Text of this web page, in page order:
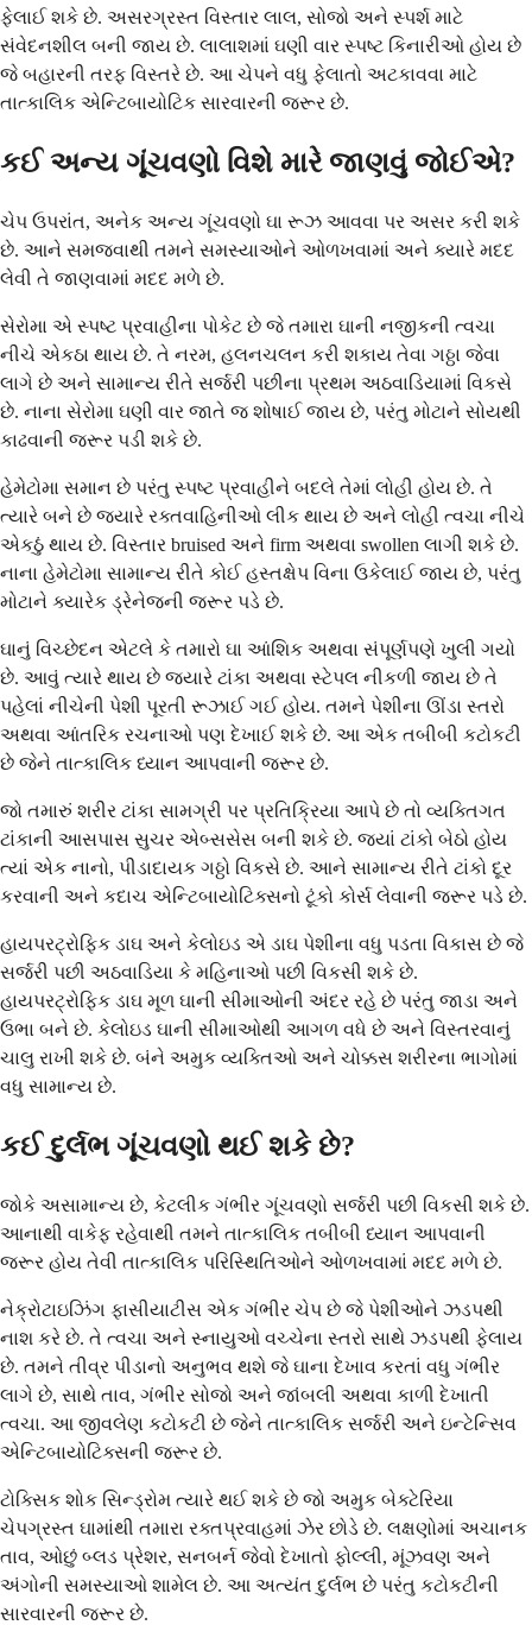
ફેલાઈ શકે છે. અસરગ્રસ્ત વિસ્તાર લાલ, સોજો અને સ્પર્શ માટે
સંવેદનશીલ બની જાય છે. લાલાશમાં ઘણી વાર સ્પષ્ટ કિનારીઓ હોય છે
જે બહારની તરફ વિસ્તરે છે. આ ચેપને વધુ ફેલાતો અટકાવવા માટે
તાત્કાલિક એન્ટિબાયોટિક સારવારની જરૂર છે.
કઈ અન્ય ગૂંચવણો વિશે મારે જાણવું જોઈએ?
ચેપ ઉપરાંત, અનેક અન્ય ગૂંચવણો ઘા રૂઝ આવવા પર અસર કરી શકે
છે. આને સમજવાથી તમને સમસ્યાઓને ઓળખવામાં અને ક્યારે મદદ
લેવી તે જાણવામાં મદદ મળે છે.
સેરોમા એ સ્પષ્ટ પ્રવાહીના પોકેટ છે જે તમારા ઘાની નજીકની ત્વચા
નીચે એકઠા થાય છે. તે નરમ, હલનચલન કરી શકાય તેવા ગઠ્ઠા જેવા
લાગે છે અને સામાન્ય રીતે સર્જરી પછીના પ્રથમ અઠવાડિયામાં વિકસે
છે. નાના સેરોમા ઘણી વાર જાતે જ શોષાઈ જાય છે, પરંતુ મોટાને સોયથી
કાઢવાની જરૂર પડી શકે છે.
હેમેટોમા સમાન છે પરંતુ સ્પષ્ટ પ્રવાહીને બદલે તેમાં લોહી હોય છે. તે
ત્યારે બને છે જ્યારે રક્તવાહિનીઓ લીક થાય છે અને લોહી ત્વચા નીચે
એકઠું થાય છે. વિસ્તાર bruised અને firm અથવા swollen લાગી શકે છે.
નાના હેમેટોમા સામાન્ય રીતે કોઈ હસ્તક્ષેપ વિના ઉકેલાઈ જાય છે, પરંતુ
મોટાને ક્યારેક ડ્રેનેજની જરૂર પડે છે.
ઘાનું વિચ્છેદન એટલે કે તમારો ઘા આંશિક અથવા સંપૂર્ણપણે ખુલી ગયો
છે. આવું ત્યારે થાય છે જ્યારે ટાંકા અથવા સ્ટેપલ નીકળી જાય છે તે
પહેલાં નીચેની પેશી પૂરતી રૂઝાઈ ગઈ હોય. તમને પેશીના ઊંડા સ્તરો
અથવા આંતરિક રચનાઓ પણ દેખાઈ શકે છે. આ એક તબીબી કટોકટી
છે જેને તાત્કાલિક ધ્યાન આપવાની જરૂર છે.
જો તમારું શરીર ટાંકા સામગ્રી પર પ્રતિક્રિયા આપે છે તો વ્યક્તિગત
ટાંકાની આસપાસ સુચર એબ્સસેસ બની શકે છે. જ્યાં ટાંકો બેઠો હોય
ત્યાં એક નાનો, પીડાદાયક ગઠ્ઠો વિકસે છે. આને સામાન્ય રીતે ટાંકો દૂર
કરવાની અને કદાચ એન્ટિબાયોટિક્સનો ટૂંકો કોર્સ લેવાની જરૂર પડે છે.
હાયપરટ્રોફિક ડાઘ અને કેલોઇડ એ ડાઘ પેશીના વધુ પડતા વિકાસ છે જે
સર્જરી પછી અઠવાડિયા કે મહિનાઓ પછી વિકસી શકે છે.
હાયપરટ્રોફિક ડાઘ મૂળ ઘાની સીમાઓની અંદર રહે છે પરંતુ જાડા અને
ઉભા બને છે. કેલોઇડ ઘાની સીમાઓથી આગળ વધે છે અને વિસ્તરવાનું
ચાલુ રાખી શકે છે. બંને અમુક વ્યક્તિઓ અને ચોક્કસ શરીરના ભાગોમાં
વધુ સામાન્ય છે.
કઈ દુર્લભ ગૂંચવણો થઈ શકે છે?
જોકે અસામાન્ય છે, કેટલીક ગંભીર ગૂંચવણો સર્જરી પછી વિકસી શકે છે.
આનાથી વાકેફ રહેવાથી તમને તાત્કાલિક તબીબી ધ્યાન આપવાની
જરૂર હોય તેવી તાત્કાલિક પરિસ્થિતિઓને ઓળખવામાં મદદ મળે છે.
નેક્રોટાઇઝિંગ ફાસીયાટીસ એક ગંભીર ચેપ છે જે પેશીઓને ઝડપથી
નાશ કરે છે. તે ત્વચા અને સ્નાયુઓ વચ્ચેના સ્તરો સાથે ઝડપથી ફેલાય
છે. તમને તીવ્ર પીડાનો અનુભવ થશે જે ઘાના દેખાવ કરતાં વધુ ગંભીર
લાગે છે, સાથે તાવ, ગંભીર સોજો અને જાંબલી અથવા કાળી દેખાતી
ત્વચા. આ જીવલેણ કટોકટી છે જેને તાત્કાલિક સર્જરી અને ઇન્ટેન્સિવ
એન્ટિબાયોટિક્સની જરૂર છે.
ટોક્સિક શોક સિન્ડ્રોમ ત્યારે થઈ શકે છે જો અમુક બેક્ટેરિયા
ચેપગ્રસ્ત ઘામાંથી તમારા રક્તપ્રવાહમાં ઝેર છોડે છે. લક્ષણોમાં અચાનક
તાવ, ઓછું બ્લડ પ્રેશર, સનબર્ન જેવો દેખાતો ફોલ્લી, મૂંઝવણ અને
અંગોની સમસ્યાઓ શામેલ છે. આ અત્યંત દુર્લભ છે પરંતુ કટોકટીની
સારવારની જરૂર છે.